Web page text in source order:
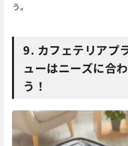
う。
9. カフェテリアプ
ューはニーズに合
う！